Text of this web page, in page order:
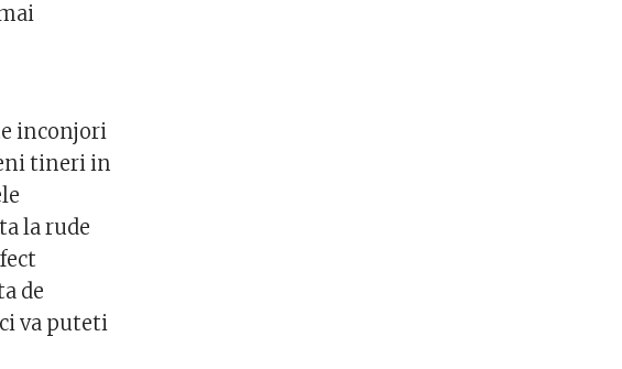
inconjori
tineri in
la rude
de
va puteti